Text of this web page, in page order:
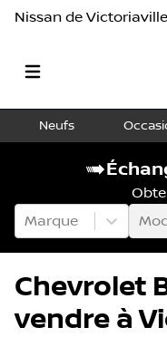
Nissan de Victoriaville
Neufs
Marque
Chevrolet
vendre à